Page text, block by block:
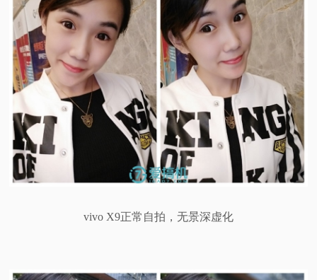
vivo X9正常自拍，无景深虚化